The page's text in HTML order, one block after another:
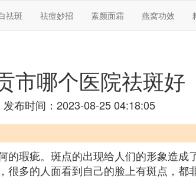
祛斑 祛痘妙招 素颜面霜 燕窝功效
市哪个医院祛斑好
发布时间：2023-08-25 04:18:05
的瑕疵。斑点的出现给人们的形象造
多的人面看到自己的脸上有斑点，